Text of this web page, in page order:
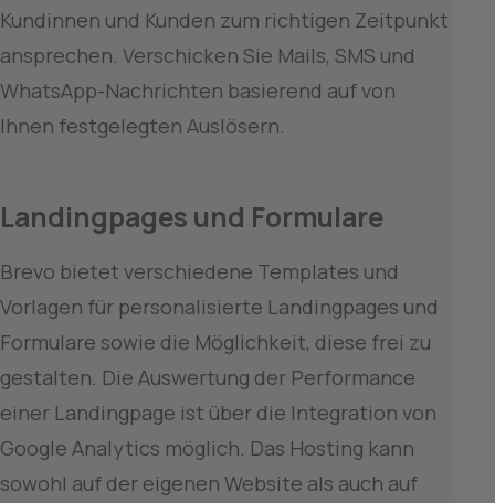
Kundinnen und Kunden zum richtigen Zeitpunkt
ansprechen. Verschicken Sie Mails, SMS und
WhatsApp-Nachrichten basierend auf von
Ihnen festgelegten Auslösern.
Landingpages und Formulare
Brevo bietet verschiedene Templates und
Vorlagen für personalisierte Landingpages und
Formulare sowie die Möglichkeit, diese frei zu
gestalten. Die Auswertung der Performance
einer Landingpage ist über die Integration von
Google Analytics möglich. Das Hosting kann
sowohl auf der eigenen Website als auch auf